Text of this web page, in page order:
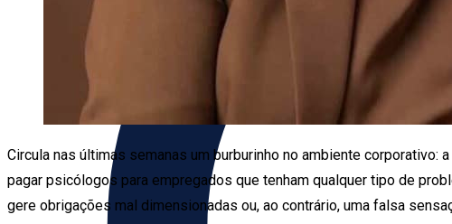
Circula nas últimas semanas um burburinho no ambiente corporativo:
pagar psicólogos para empregados que tenham qualquer tipo de
gere obrigações mal dimensionadas ou, ao contrário, uma falsa